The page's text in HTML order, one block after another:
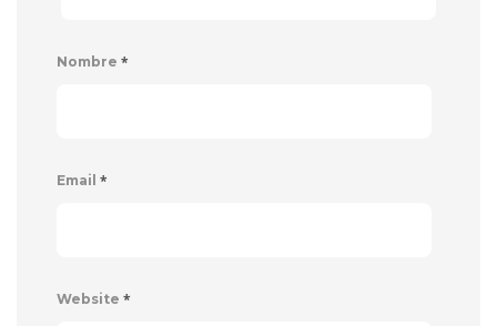
Nombre *
Email *
Website *